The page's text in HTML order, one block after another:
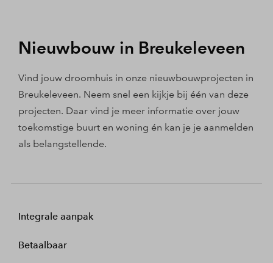
Nieuwbouw in Breukeleveen
Vind jouw droomhuis in onze nieuwbouwprojecten in
Breukeleveen. Neem snel een kijkje bij één van deze
projecten. Daar vind je meer informatie over jouw
toekomstige buurt en woning én kan je je aanmelden
als belangstellende.
Integrale aanpak
Betaalbaar